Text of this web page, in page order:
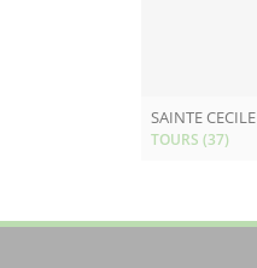
SAINTE CECILE
TOURS (37)